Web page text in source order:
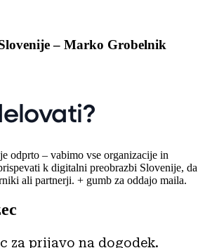
– Marko Grobelnik
odprto – vabimo vse organizacije in
k digitalni preobrazbi Slovenije, da
ali partnerji. + gumb za oddajo maila.
za prijavo na dogodek.